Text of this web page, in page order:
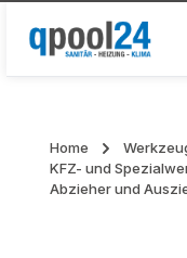
Zum Hauptinhalt
Home
KFZ- und
Abzieher und